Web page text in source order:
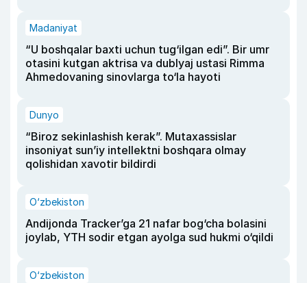
Madaniyat
“U boshqalar baxti uchun tug‘ilgan edi”. Bir umr
otasini kutgan aktrisa va dublyaj ustasi Rimma
Ahmedovaning sinovlarga to‘la hayoti
Dunyo
“Biroz sekinlashish kerak”. Mutaxassislar
insoniyat sun’iy intellektni boshqara olmay
qolishidan xavotir bildirdi
O‘zbekiston
Andijonda Tracker’ga 21 nafar bog‘cha bolasini
joylab, YTH sodir etgan ayolga sud hukmi o‘qildi
O‘zbekiston